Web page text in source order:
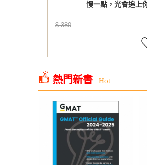
慢一點，光會追上
$ 380
熱門新書 Hot